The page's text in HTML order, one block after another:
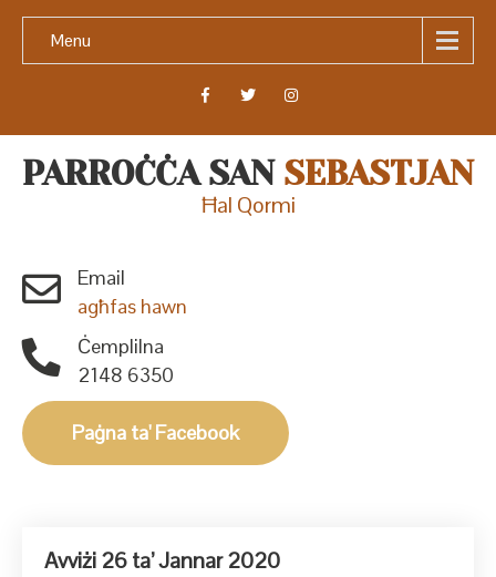
Menu
PARROĊĊA SAN SEBASTJAN
Ħal Qormi
Email
agħfas hawn
Ċemplilna
2148 6350
Paġna ta' Facebook
Avviżi 26 ta’ Jannar 2020